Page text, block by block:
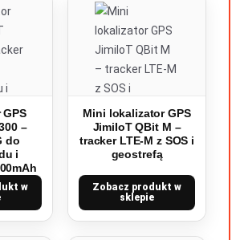
–
do
i
w
Mini lokalizator GPS
JimiIoT QBit M –
tracker LTE-M z SOS i
geostrefą
Zobacz produkt w
sklepie